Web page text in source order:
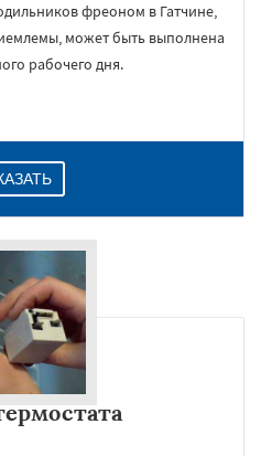
фреоном в Гатчине,
может быть выполнена
рабочего дня.